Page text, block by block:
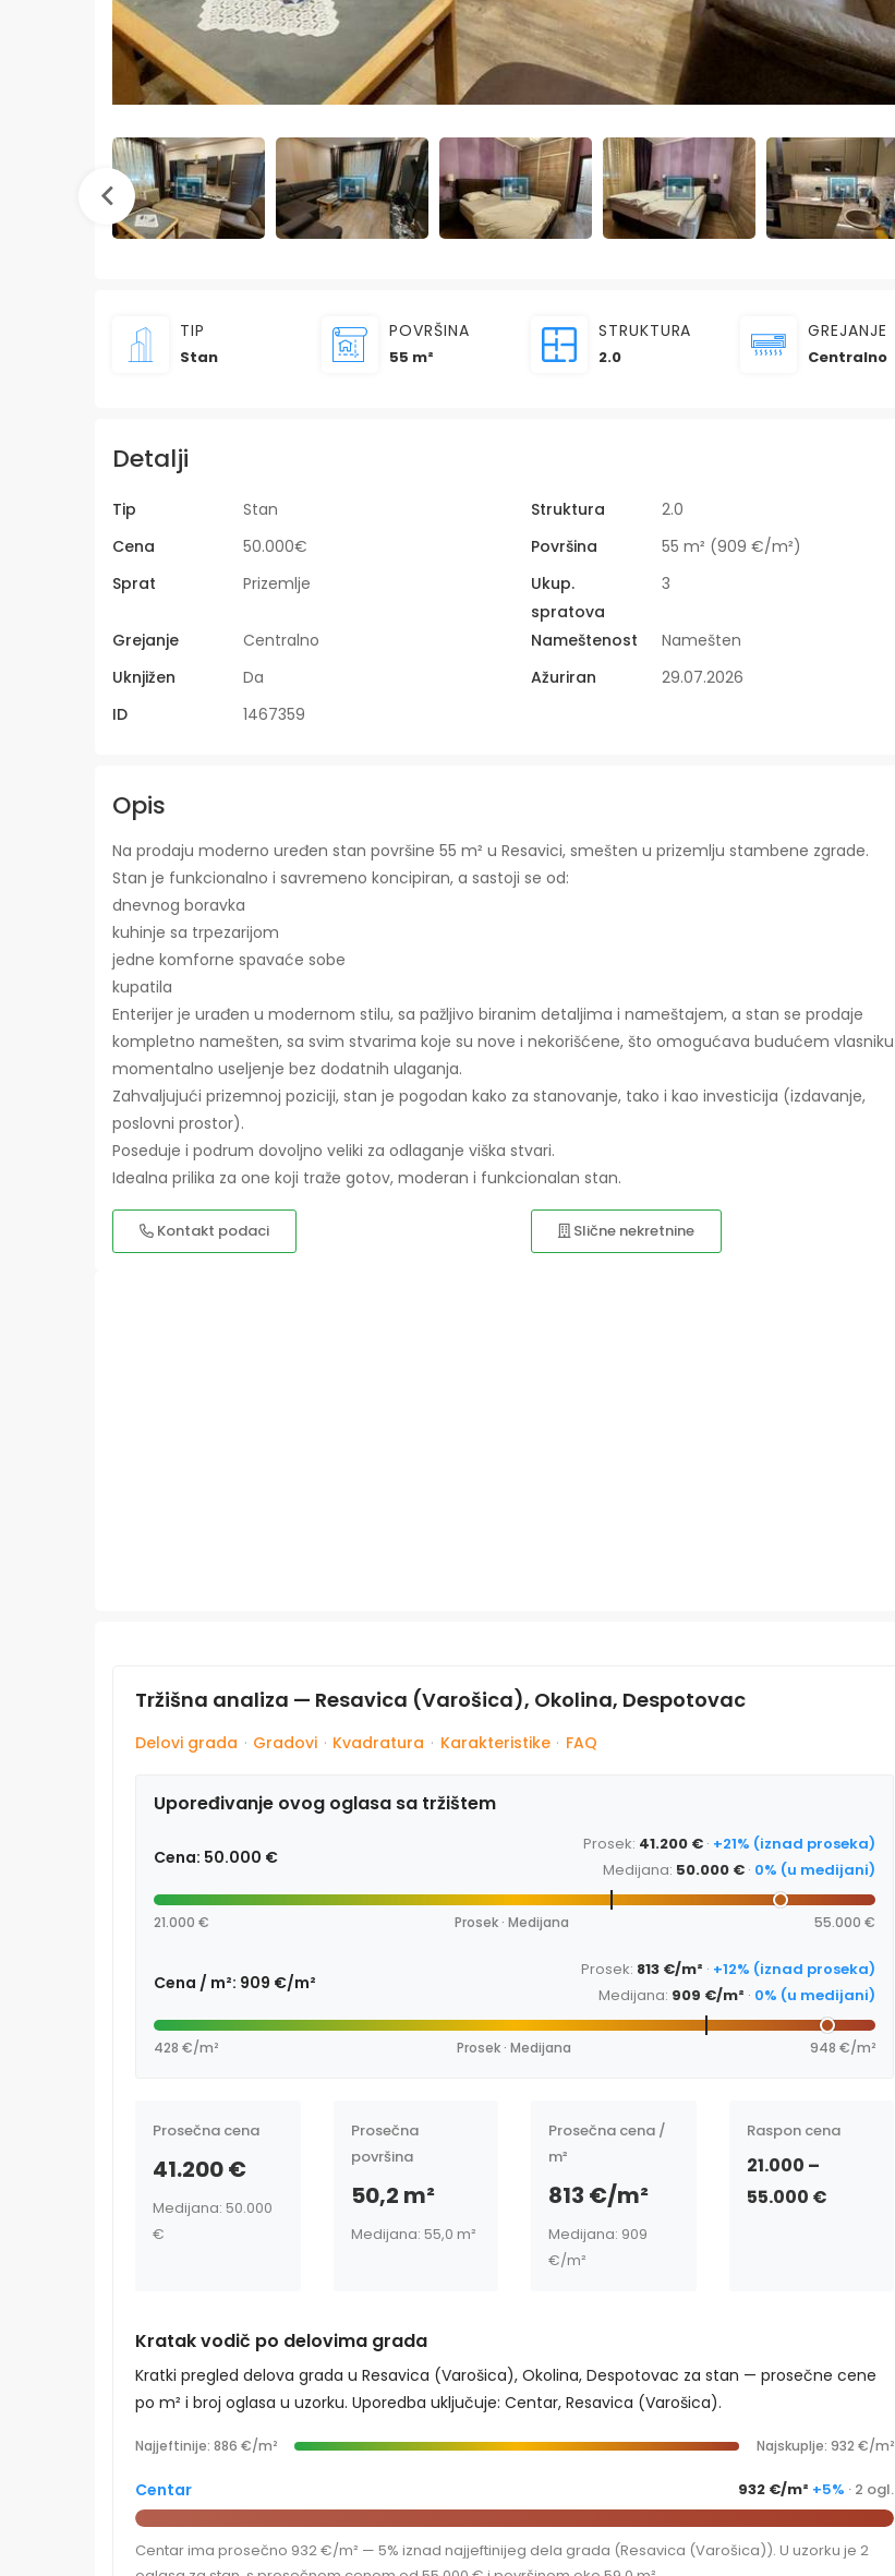
TIP
Stan
POVRŠINA
55 m²
STRUKTURA
2.0
GREJANJE
Centralno
Detalji
Tip Stan Struktura
2.0
Cena
50.000€ Površina
55 m² (909 €/m²)
Sprat
Prizemlje
Ukup.
spratova
3
Grejanje Centralno Nameštenost
Namešten
Uknjižen
Da Ažuriran
29.07.2026
ID
1467359
Opis
Na prodaju moderno uređen stan površine 55 m² u Resavici, smešten u prizemlju stambene zgrade.
Stan je funkcionalno i savremeno koncipiran, a sastoji se od:
dnevnog boravka
kuhinje sa trpezarijom
jedne komforne spavaće sobe
kupatila
Enterijer je urađen u modernom stilu, sa pažljivo biranim detaljima i nameštajem, a stan se prodaje
kompletno namešten, sa svim stvarima koje su nove i nekorišćene, što omogućava budućem vlasniku
momentalno useljenje bez dodatnih ulaganja.
Zahvaljujući prizemnoj poziciji, stan je pogodan kako za stanovanje, tako i kao investicija (izdavanje,
poslovni prostor).
Poseduje i podrum dovoljno veliki za odlaganje viška stvari.
Idealna prilika za one koji traže gotov, moderan i funkcionalan stan.
Kontakt podaci Slične nekretnine
Tržišna analiza — Resavica (Varošica), Okolina, Despotovac
Delovi grada · Gradovi · Kvadratura · Karakteristike · FAQ
Upoređivanje ovog oglasa sa tržištem
Cena: 50.000 €
Prosek: 41.200 € · +21% (iznad proseka)
Medijana: 50.000 € · 0% (u medijani)
21.000 € Prosek · Medijana 55.000 €
Cena / m²: 909 €/m²
Prosek: 813 €/m² · +12% (iznad proseka)
Medijana: 909 €/m² · 0% (u medijani)
428 €/m² Prosek · Medijana 948 €/m²
Prosečna cena
41.200 €
Medijana: 50.000
€
Prosečna
površina
50,2 m²
Medijana: 55,0 m²
Prosečna cena /
m²
813 €/m²
Medijana: 909
€/m²
Raspon cena
21.000 –
55.000 €
Kratak vodič po delovima grada
Kratki pregled delova grada u Resavica (Varošica), Okolina, Despotovac za stan — prosečne cene
po m² i broj oglasa u uzorku. Uporedba uključuje: Centar, Resavica (Varošica).
Najjeftinije: 886 €/m² Najskuplje: 932 €/m²
Centar 932 €/m² +5% · 2 ogl.
Centar ima prosečno 932 €/m² — 5% iznad najjeftinijeg dela grada (Resavica (Varošica)). U uzorku je 2